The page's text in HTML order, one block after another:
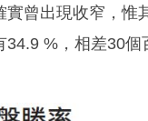
曾出現收窄，惟
%，相差30個